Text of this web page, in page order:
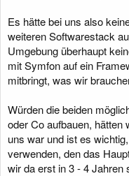
Es hätte bei uns also
weiteren Softwarestack
Umgebung überhaupt
mit Symfon auf ein
mitbringt, was wir
Würden die beiden
oder Co aufbauen, hätten
uns war und ist es
verwenden, den das
wir da erst in 3 - 4 Jahren